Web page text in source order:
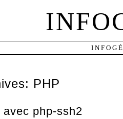
PHP
avec php-ssh2